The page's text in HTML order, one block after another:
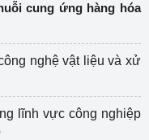
cung ứng hàng hóa
nghệ vật liệu và xử
lĩnh vực công nghiệp